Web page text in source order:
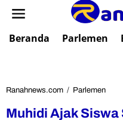
Beranda Parlemen
Ranahnews.com / Parlemen
h
Muhidi Ajak Siswa